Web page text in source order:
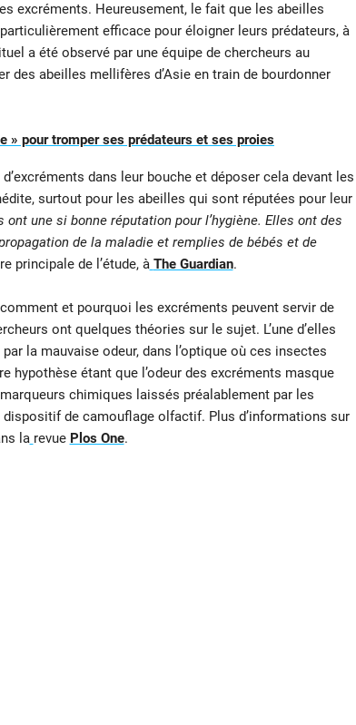
excréments. Heureusement, le fait que les abeilles
efficace pour éloigner leurs prédateurs, à
a été observé par une équipe de chercheurs au
des abeilles mellifères d’Asie en train de bourdonner
» pour tromper ses prédateurs et ses proies
dans leur bouche et déposer cela devant les
surtout pour les abeilles qui sont réputées pour leur
une si bonne réputation pour l’hygiène. Elles ont des
de la maladie et remplies de bébés et de
principale de l’étude, à The Guardian.
et pourquoi les excréments peuvent servir de
ont quelques théories sur le sujet. L’une d’elles
la mauvaise odeur, dans l’optique où ces insectes
hypothèse étant que l’odeur des excréments masque
chimiques laissés préalablement par les
de camouflage olfactif. Plus d’informations sur
la revue Plos One.